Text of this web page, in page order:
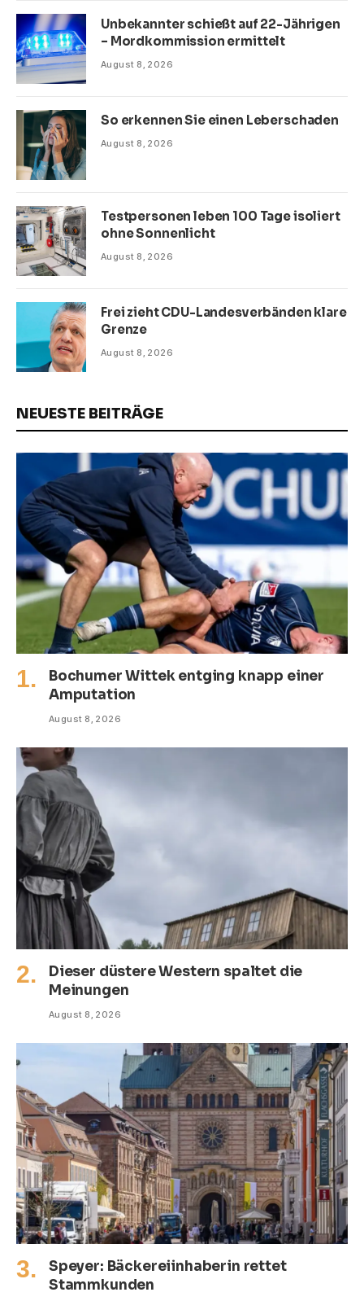
Unbekannter schießt auf 22-Jährigen
– Mordkommission ermittelt
August 8, 2026
So erkennen Sie einen Leberschaden
August 8, 2026
Testpersonen leben 100 Tage isoliert
ohne Sonnenlicht
August 8, 2026
Frei zieht CDU-Landesverbänden klare
Grenze
August 8, 2026
NEUESTE BEITRÄGE
Bochumer Wittek entging knapp einer
Amputation
August 8, 2026
Dieser düstere Western spaltet die
Meinungen
August 8, 2026
Speyer: Bäckereiinhaberin rettet
Stammkunden